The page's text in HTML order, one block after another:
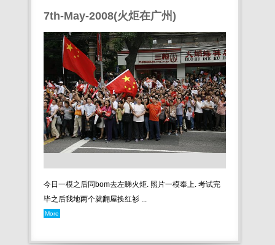
7th-May-2008(火炬在广州)
今日一模之后同bom去左睇火炬. 照片一模奉上. 考试完
毕之后我地两个就翻屋换红衫 ...
More